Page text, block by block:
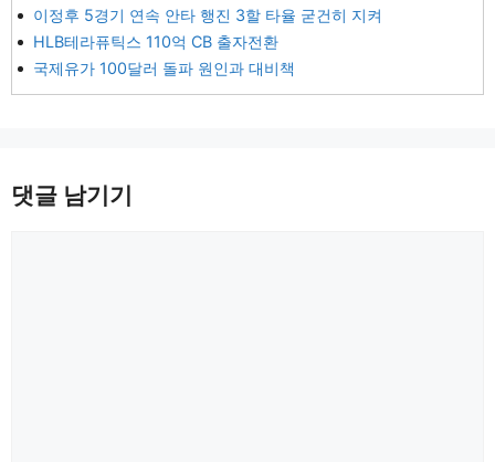
이정후 5경기 연속 안타 행진 3할 타율 굳건히 지켜
HLB테라퓨틱스 110억 CB 출자전환
국제유가 100달러 돌파 원인과 대비책
댓글 남기기